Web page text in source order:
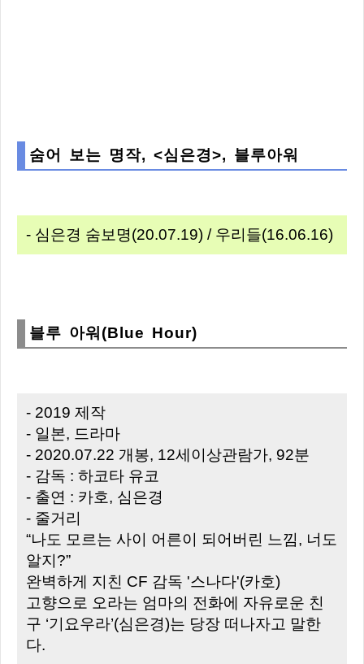
숨어 보는 명작, <심은경>, 블루아워
- 심은경 숨보명(20.07.19) / 우리들(16.06.16)
블루 아워(Blue Hour)
- 2019 제작
- 일본, 드라마
- 2020.07.22 개봉, 12세이상관람가, 92분
- 감독 : 하코타 유코
- 출연 : 카호, 심은경
- 줄거리
“나도 모르는 사이 어른이 되어버린 느낌, 너도
알지?”
완벽하게 지친 CF 감독 '스나다'(카호)
고향으로 오라는 엄마의 전화에 자유로운 친
구 ‘기요우라’(심은경)는 당장 떠나자고 말한
다.